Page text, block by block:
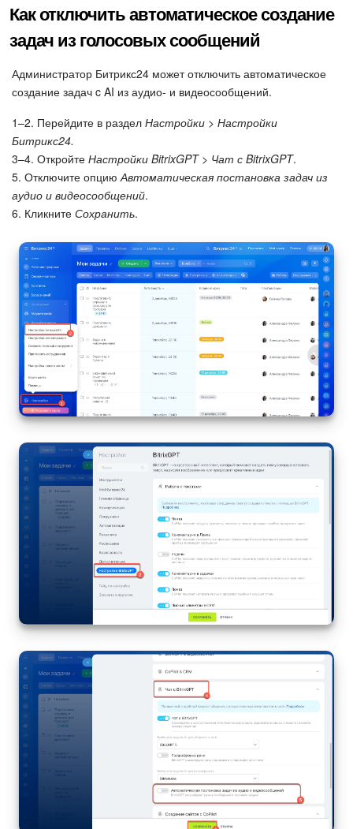
Как отключить автоматическое создание
задач из голосовых сообщений
Администратор Битрикс24 может отключить автоматическое
создание задач c AI из аудио- и видеосообщений.
1–2. Перейдите в раздел Настройки > Настройки
Битрикс24.
3–4. Откройте Настройки BitrixGPT > Чат с BitrixGPT.
5. Отключите опциюАвтоматическая постановка задач из
аудио и видеосообщений.
6. Кликните Сохранить.